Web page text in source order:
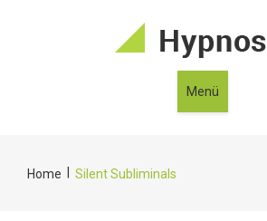
Menü
Home Silent Subliminals